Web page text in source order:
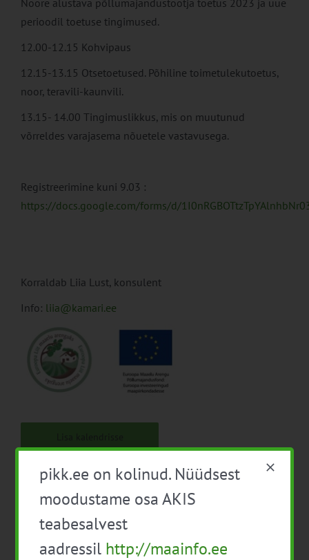
Noore alustava põllumajandustootja toetus 2023 ja uue
perioodil toetuse tingimused.
12.00-12.15 Kohvipaus
12.15-13.15 Otsetoetused. Põhiline toimetulekutoetus,
noor, teravili-kaunvili.
13.15- 14.00 Tingimuslikkus, mis on muutunud
võrreldes varajasema nõuetele vastavusega.
Registreerimine kuni 9.03 :
https://docs.google.com/forms/d/
Korraldab Liia Lust, konsulent
Info: liia@kamari.ee
Facebook
X LinkedInEmail
pikk.ee on kolinud. Nüüdsest
moodustame osa AKIS
teabesalvest
aadressil http://maainfo.ee